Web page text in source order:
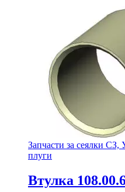
Запчасти за сеялки
плуги
Втулка